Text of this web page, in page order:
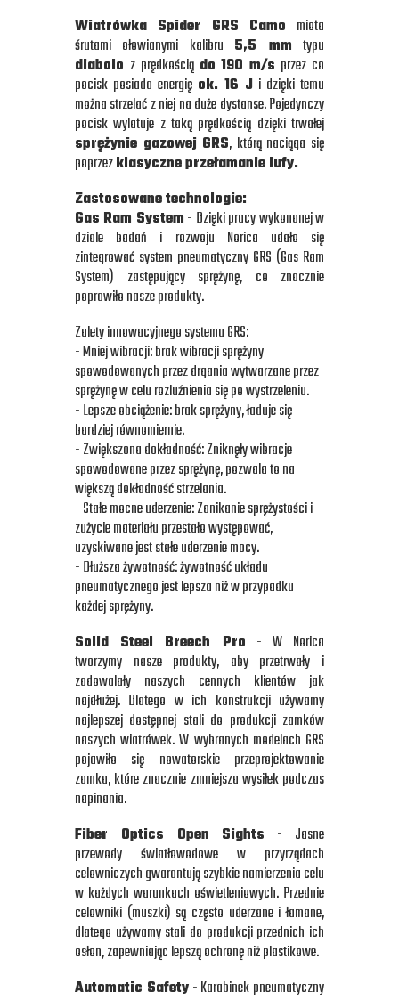
Wiatrówka Spider GRS Camo miota
śrutami ołowianymi kalibru 5,5 mm typu
diabolo z prędkością do 190 m/s przez co
pocisk posiada energię ok. 16 J i dzięki temu
można strzelać z niej na duże dystanse. Pojedynczy
pocisk wylatuje z taką prędkością dzięki trwałej
sprężynie gazowej GRS, którą naciąga się
poprzezklasyczne przełamanie lufy.
Zastosowane technologie:
Gas Ram System- Dzięki pracy wykonanej w
dziale badań i rozwoju Norica udało się
zintegrować system pneumatyczny GRS (Gas Ram
System) zastępujący sprężynę, co znacznie
poprawiło nasze produkty.
Zalety innowacyjnego systemu GRS:
- Mniej wibracji: brak wibracji sprężyny
spowodowanych przez drgania wytwarzane przez
sprężynę w celu rozluźnienia się po wystrzeleniu.
- Lepsze obciążenie: brak sprężyny, ładuje się
bardziej równomiernie.
- Zwiększona dokładność: Zniknęły wibracje
spowodowane przez sprężynę, pozwala to na
większą dokładność strzelania.
- Stałe mocne uderzenie: Zanikanie sprężystości i
zużycie materiału przestało występować,
uzyskiwane jest stałe uderzenie mocy.
- Dłuższa żywotność: żywotność układu
pneumatycznego jest lepsza niż w przypadku
każdej sprężyny.
Solid Steel Breech Pro - W Norica
tworzymy nasze produkty, aby przetrwały i
zadowalały naszych cennych klientów jak
najdłużej. Dlatego w ich konstrukcji używamy
najlepszej dostępnej stali do produkcji zamków
naszych wiatrówek. W wybranych modelach GRS
pojawiło się nowatorskie przeprojektowanie
zamka, które znacznie zmniejsza wysiłek podczas
napinania.
Fiber Optics Open Sights - Jasne
przewody światłowodowe w przyrządach
celowniczych gwarantują szybkie namierzenia celu
w każdych warunkach oświetleniowych. Przednie
celowniki (muszki) są często uderzane i łamane,
dlatego używamy stali do produkcji przednich ich
osłon, zapewniając lepszą ochronę niż plastikowe.
Automatic Safety- Karabinek pneumatyczny